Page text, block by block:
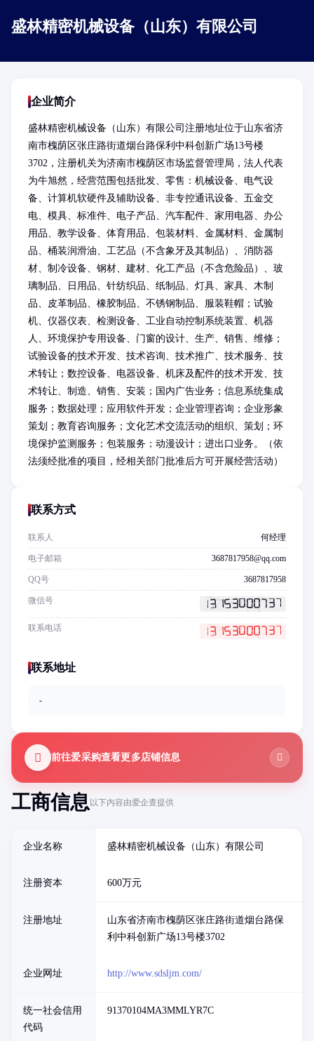
盛林精密机械设备（山东）有限公司
工商信息以下内容由爱企查提供
企业名称 盛林精密机械设备（山东）有限公司
注册资本 600万元
注册地址
山东省济南市槐荫区张庄路街道烟台路保
利中科创新广场13号楼3702
企业网址 http://www.sdsljm.com/
统一社会信用
代码
91370104MA3MMLYR7C
企业简介
盛林精密机械设备（山东）有限公司注册地址位于山东省济
南市槐荫区张庄路街道烟台路保利中科创新广场13号楼
3702，注册机关为济南市槐荫区市场监督管理局，法人代表
为牛旭然，经营范围包括批发、零售：机械设备、电气设
备、计算机软硬件及辅助设备、非专控通讯设备、五金交
电、模具、标准件、电子产品、汽车配件、家用电器、办公
用品、教学设备、体育用品、包装材料、金属材料、金属制
品、桶装润滑油、工艺品（不含象牙及其制品）、消防器
材、制冷设备、钢材、建材、化工产品（不含危险品）、玻
璃制品、日用品、针纺织品、纸制品、灯具、家具、木制
品、皮革制品、橡胶制品、不锈钢制品、服装鞋帽；试验
机、仪器仪表、检测设备、工业自动控制系统装置、机器
人、环境保护专用设备、门窗的设计、生产、销售、维修；
试验设备的技术开发、技术咨询、技术推广、技术服务、技
术转让；数控设备、电器设备、机床及配件的技术开发、技
术转让、制造、销售、安装；国内广告业务；信息系统集成
服务；数据处理；应用软件开发；企业管理咨询；企业形象
策划；教育咨询服务；文化艺术交流活动的组织、策划；环
境保护监测服务；包装服务；动漫设计；进出口业务。（依
法须经批准的项目，经相关部门批准后方可开展经营活动）
联系方式
联系人 何经理
电子邮箱 3687817958@qq.com
QQ号 3687817958
微信号
联系电话
联系地址
-
前往爱采购查看更多店铺信息